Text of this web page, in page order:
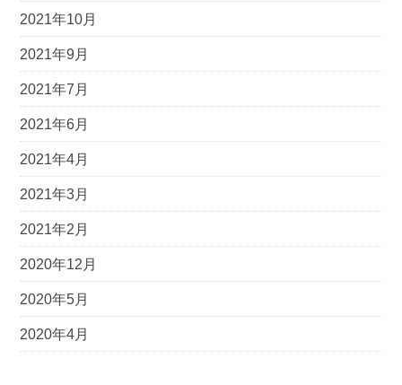
2021年10月
2021年9月
2021年7月
2021年6月
2021年4月
2021年3月
2021年2月
2020年12月
2020年5月
2020年4月